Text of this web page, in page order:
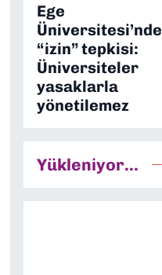
Ege
Üniversitesi’nde
“izin” tepkisi:
Üniversiteler
yasaklarla
yönetilemez
Yükleniyor...